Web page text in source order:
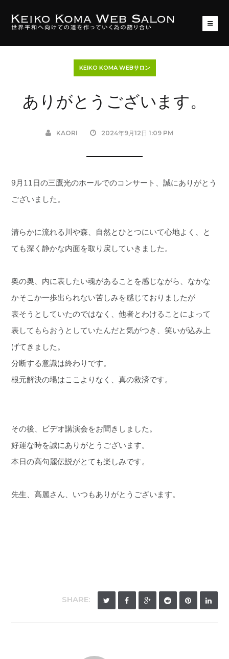
KEIKO KOMA WEBサロン
ありがとうございます。
KAORI 2024年9月12日 1:09 PM
9月11日の三鷹光のホールでのコンサート、誠にありがとう
ございました。
清らかに流れる川や森、自然とひとつにいて心地よく、と
ても深く静かな内面を取り戻していきました。
奥の奥、内に表したい魂があることを感じながら、なかな
かそこか一歩出られない苦しみを感じておりましたが
表そうとしていたのではなく、他者とわけることによって
表してもらおうとしていたんだと気がつき、笑いが込み上
げてきました。
分断する意識は終わりです。
根元解決の場はここよりなく、真の救済です。
その後、ビデオ講演会をお聞きしました。
好運な時を誠にありがとうございます。
本日の高句麗伝説がとても楽しみです。
先生、高麗さん、いつもありがとうございます。
SHARE: